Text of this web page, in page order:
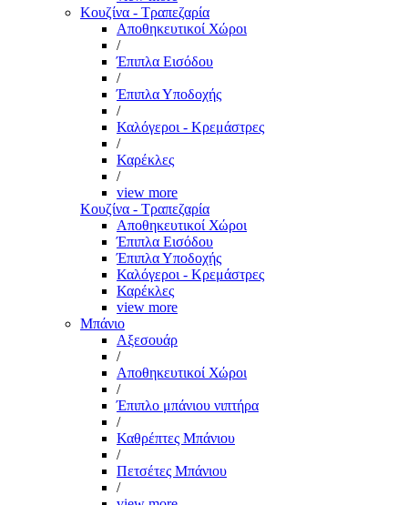
Κουζίνα - Τραπεζαρία
Αποθηκευτικοί Χώροι
/
Έπιπλα Εισόδου
/
Έπιπλα Υποδοχής
/
Καλόγεροι - Κρεμάστρες
/
Καρέκλες
/
view more
Κουζίνα - Τραπεζαρία
Αποθηκευτικοί Χώροι
Έπιπλα Εισόδου
Έπιπλα Υποδοχής
Καλόγεροι - Κρεμάστρες
Καρέκλες
view more
Μπάνιο
Αξεσουάρ
/
Αποθηκευτικοί Χώροι
/
Έπιπλο μπάνιου νιπτήρα
/
Καθρέπτες Μπάνιου
/
Πετσέτες Μπάνιου
/